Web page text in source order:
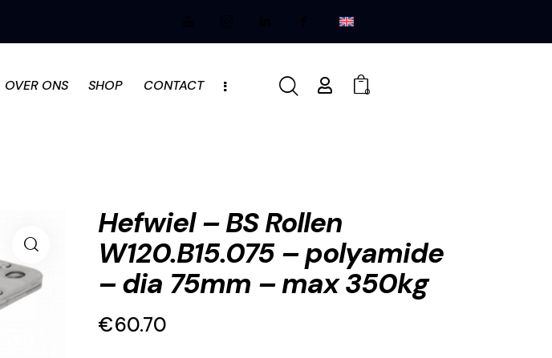
OVER ONS SHOP CONTACT 0
Hefwiel – BS Rollen
W120.B15.075 – polyamide
– dia 75mm – max 350kg
€60.70